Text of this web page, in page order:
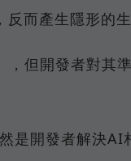
而產生隱形的生
，但開發者對其
是開發者解決AI